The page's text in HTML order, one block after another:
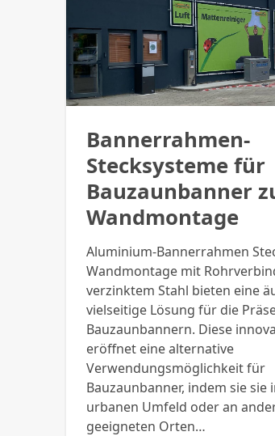
Bannerrahmen-
Stecksysteme für
Bauzaunbanner
Wandmontage
Aluminium-Bannerrahmen
Wandmontage mit
verzinktem Stahl bieten eine
vielseitige Lösung für die
Bauzaunbannern. Diese
eröffnet eine alternative
Verwendungsmöglichkeit für
Bauzaunbanner, indem sie sie
urbanen Umfeld oder an
geeigneten Orten…